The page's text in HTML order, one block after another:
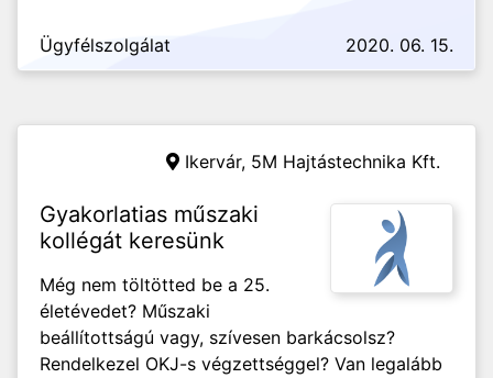
Ügyfélszolgálat 2020. 06. 15.
Ikervár, 5M Hajtástechnika Kft.
Gyakorlatias műszaki
kollégát keresünk
Még nem töltötted be a 25.
életévedet? Műszaki
beállítottságú vagy, szívesen barkácsolsz?
Rendelkezel OKJ-s végzettséggel? Van legalább